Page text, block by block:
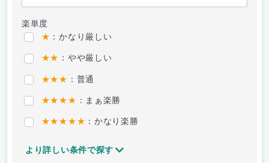
楽単度
★ ：かなり厳しい
★★ ：やや厳しい
★★★ ：普通
★★★★ ：まぁ楽勝
★★★★★ ：かなり楽勝
より詳しい条件で探す